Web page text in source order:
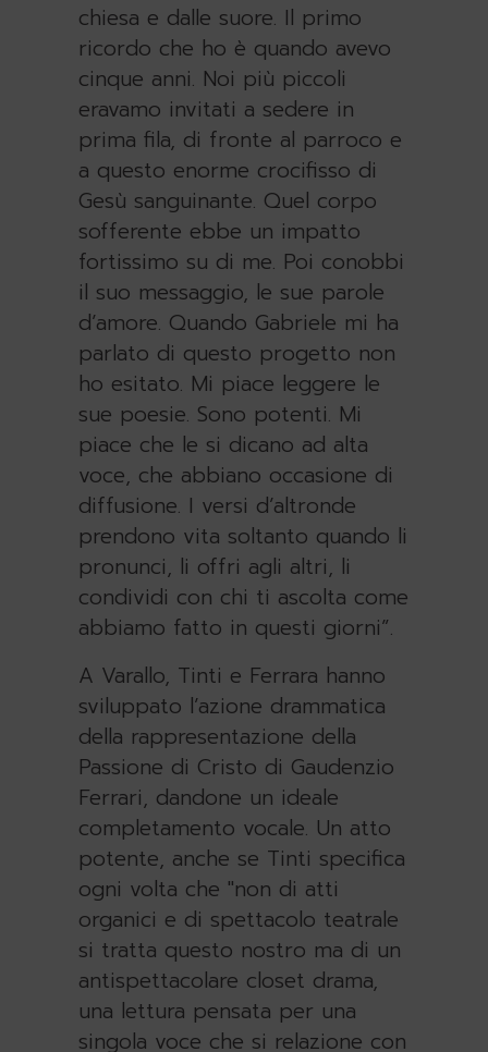
chiesa e dalle suore. Il primo
ricordo che ho è quando avevo
cinque anni. Noi più piccoli
eravamo invitati a sedere in
prima fila, di fronte al parroco e
a questo enorme crocifisso di
Gesù sanguinante. Quel corpo
sofferente ebbe un impatto
fortissimo su di me. Poi conobbi
il suo messaggio, le sue parole
d’amore. Quando Gabriele mi ha
parlato di questo progetto non
ho esitato. Mi piace leggere le
sue poesie. Sono potenti. Mi
piace che le si dicano ad alta
voce, che abbiano occasione di
diffusione. I versi d’altronde
prendono vita soltanto quando li
pronunci, li offri agli altri, li
condividi con chi ti ascolta come
abbiamo fatto in questi giorni”.
A Varallo, Tinti e Ferrara hanno
sviluppato l’azione drammatica
della rappresentazione della
Passione di Cristo di Gaudenzio
Ferrari, dandone un ideale
completamento vocale. Un atto
potente, anche se Tinti specifica
ogni volta che "non di atti
organici e di spettacolo teatrale
si tratta questo nostro ma di un
antispettacolare closet drama,
una lettura pensata per una
singola voce che si relazione con